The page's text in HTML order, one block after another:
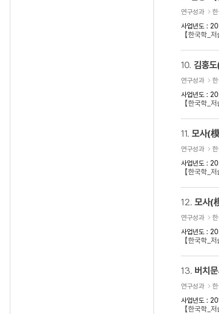
연구성과
사업년도 :
【한국학_
10. 김홍
연구성과
사업년도 :
【한국학_
11. 모사(
연구성과
사업년도 :
【한국학_
12. 모사(
연구성과
사업년도 :
【한국학_
13. 버치
연구성과
사업년도 :
【한국학_